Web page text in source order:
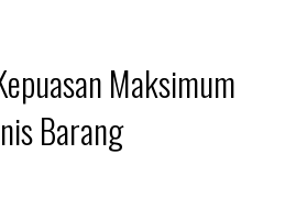
Maksimum
Barang